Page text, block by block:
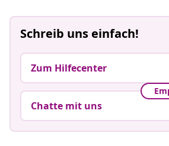
Schreib uns einfach!
Zum Hilfecenter
Chatte mit uns